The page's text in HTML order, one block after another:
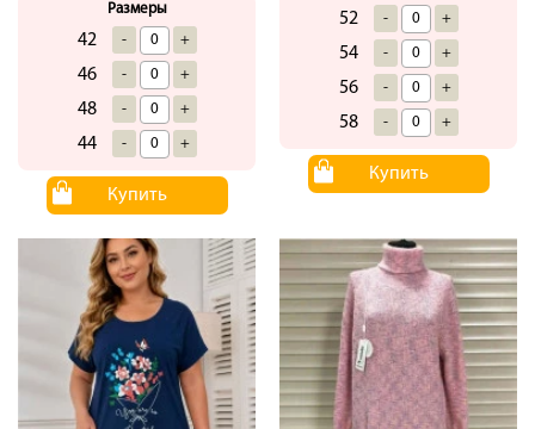
Размеры
42 - +
46 - +
48 - +
44 - +
Купить
52 - +
54 - +
56 - +
58 - +
Купить